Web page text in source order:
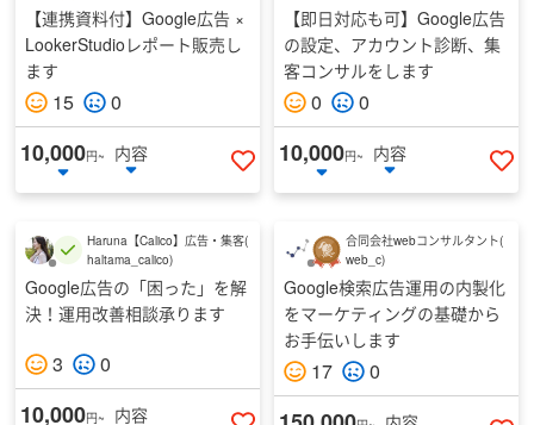
【連携資料付】Google広告 ×
LookerStudioレポート販売し
ます
15 0
10,000円~
内容
いいねする
or)
【即日対応も可】Google広告
の設定、アカウント診断、集
客コンサルをします
0 0
10,000円~
内容
い
Haruna【Calico】広告・集客(
haltama_calico)
Google広告の「困った」を解
決！運用改善相談承ります
3 0
10,000円~
内容
合同会社webコンサルタント(
web_c)
Google検索広告運用の内製化
をマーケティングの基礎から
お手伝いします
17 0